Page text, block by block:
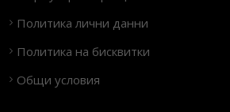
Политика лични данни
Политика на бисквитки
Общи условия